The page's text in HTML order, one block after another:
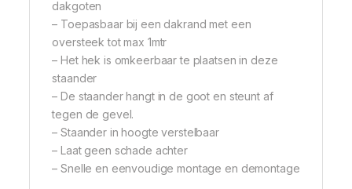
dakgoten
– Toepasbaar bij een dakrand met een
oversteek tot max 1mtr
– Het hek is omkeerbaar te plaatsen in deze
staander
– De staander hangt in de goot en steunt af
tegen de gevel.
– Staander in hoogte verstelbaar
– Laat geen schade achter
– Snelle en eenvoudige montage en demontage